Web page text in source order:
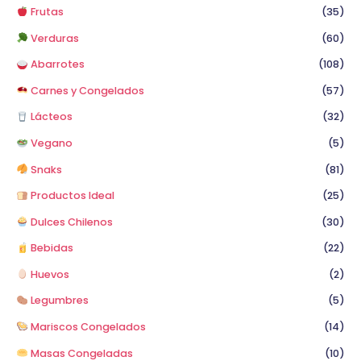
Frutas
(35)
Verduras
(60)
Abarrotes
(108)
Carnes y Congelados
(57)
Lácteos
(32)
Vegano
(5)
Snaks
(81)
Productos Ideal
(25)
Dulces Chilenos
(30)
Bebidas
(22)
Huevos
(2)
Legumbres
(5)
Mariscos Congelados
(14)
Masas Congeladas
(10)